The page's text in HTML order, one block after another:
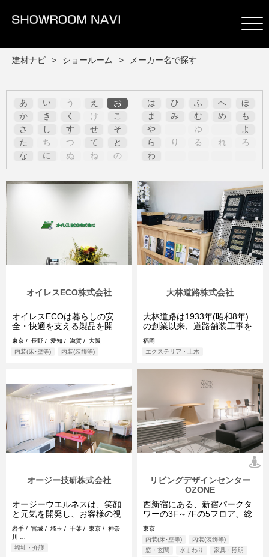
建材ナビ ショールーム メーカー名で探す
あ い う え
お
か
き く け
こ
さ
し す せ
そ
た
ち つ て
と
な
に ぬ ね の
は ひ ふ へ
ほ
ま
み む め
も
や
ゆ
よ
ら
り る れ
ろ
わ
オイレスECO株式会社
オイレスECOは暮らしの安
全・快適を支える製品を開
発・製造する企業です。時代
に先駆けて開 ...
東京 / 長野 / 愛知 / 滋賀 / 大阪
内装(床･壁等)
内装(装飾等)
大林道路株式会社
大林道路は1933年(昭和8年)
の創業以来、道路舗装工事を
ョンの発 ...
福岡
エクステリア・土木
オージー技研株式会社
オージーウエルネスは、笑顔
と元気を開発し、お客様の視
線に立ったご提案をさせてい
ただきま ...
岩手 / 宮城 / 埼玉 / 千葉 / 東京 / 神奈
川 …
福祉・介護
リビングデザインセンター
OZONE
西新宿にある、新宿パークタ
ワーの3F～7Fの5フロア、総
面積11,000m²に展開する住ま
いとイン ...
東京
内装(床･壁等)
内装(装飾等)
窓・玄関
水まわり
家具・照明